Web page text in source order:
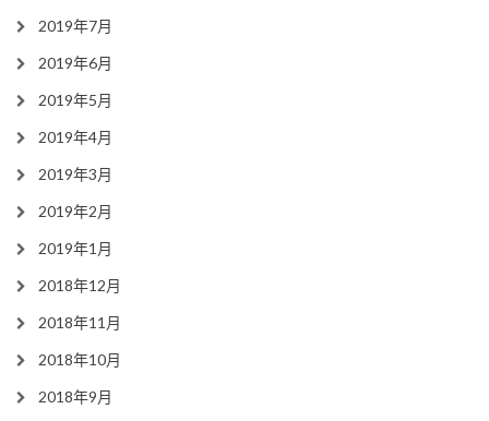
2019年7月
2019年6月
2019年5月
2019年4月
2019年3月
2019年2月
2019年1月
2018年12月
2018年11月
2018年10月
2018年9月